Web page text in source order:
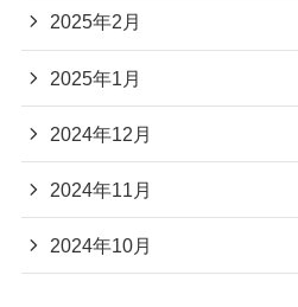
2025年2月
2025年1月
2024年12月
2024年11月
2024年10月